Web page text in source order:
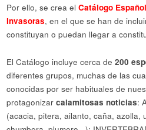
Por ello, se crea elCatálogo
Invasoras, en el que se han de
constituyan o puedan llegar a
El Catálogo incluye cerca de 200
diferentes grupos, muchas de las
conocidas por ser habituales de
protagonizarcalamitosas noticias:
(acacia, pitera, ailanto, caña, azolla,